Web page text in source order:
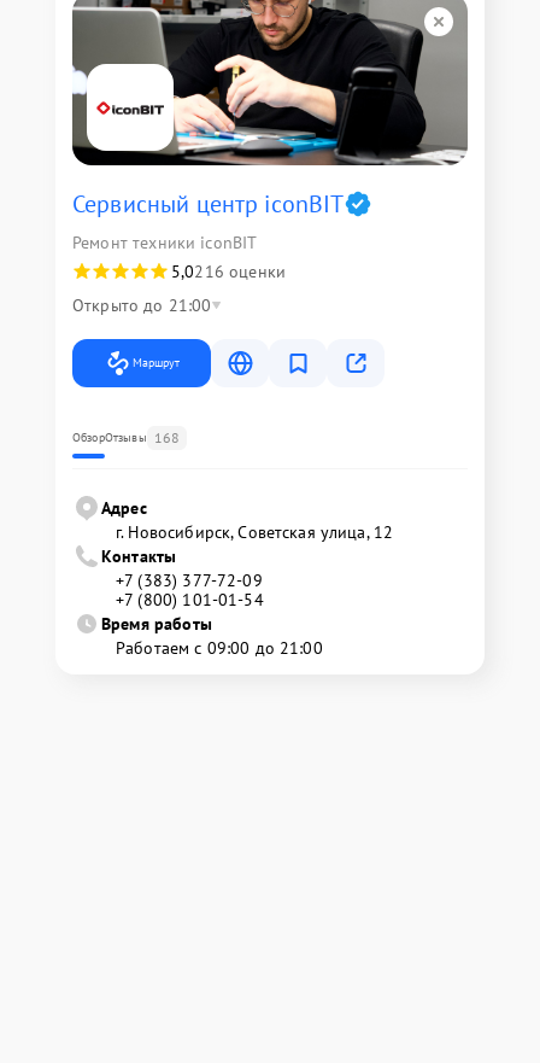
Сервисный центр iconBIT
Ремонт техники iconBIT
5,0216 оценки
Открыто до 21:00
Маршрут
ОбзорОтзывы 168
Адрес
г. Новосибирск, Советская улица, 12
Контакты
+7 (383) 377-72-09
+7 (800) 101-01-54
Время работы
Работаем с 09:00 до 21:00